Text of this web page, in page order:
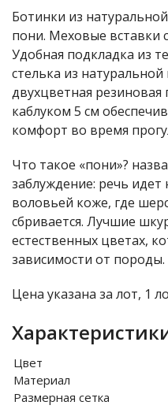
Ботинки из
пони. Меховые вставки
Удобная подкладка из
стелька из
двухцветная
каблуком 5 см
комфорт во время
Что такое «пони»?
заблуждение: речь идет
воловьей коже, где
сбривается. Лучшие
естественных цветах,
зависимости от породы.
Цена указана за лот, 1
Цвет
Материал
Размерная сетка